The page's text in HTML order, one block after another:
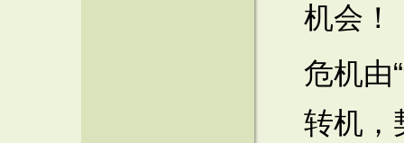
机会！
危机由
转机，